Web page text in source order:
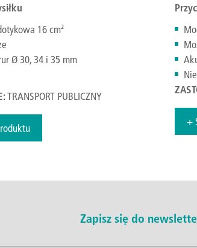
16 cm²
Ø 30, 34 i 35 mm
TRANSPORT PUBLICZNY
+
Zapisz się do